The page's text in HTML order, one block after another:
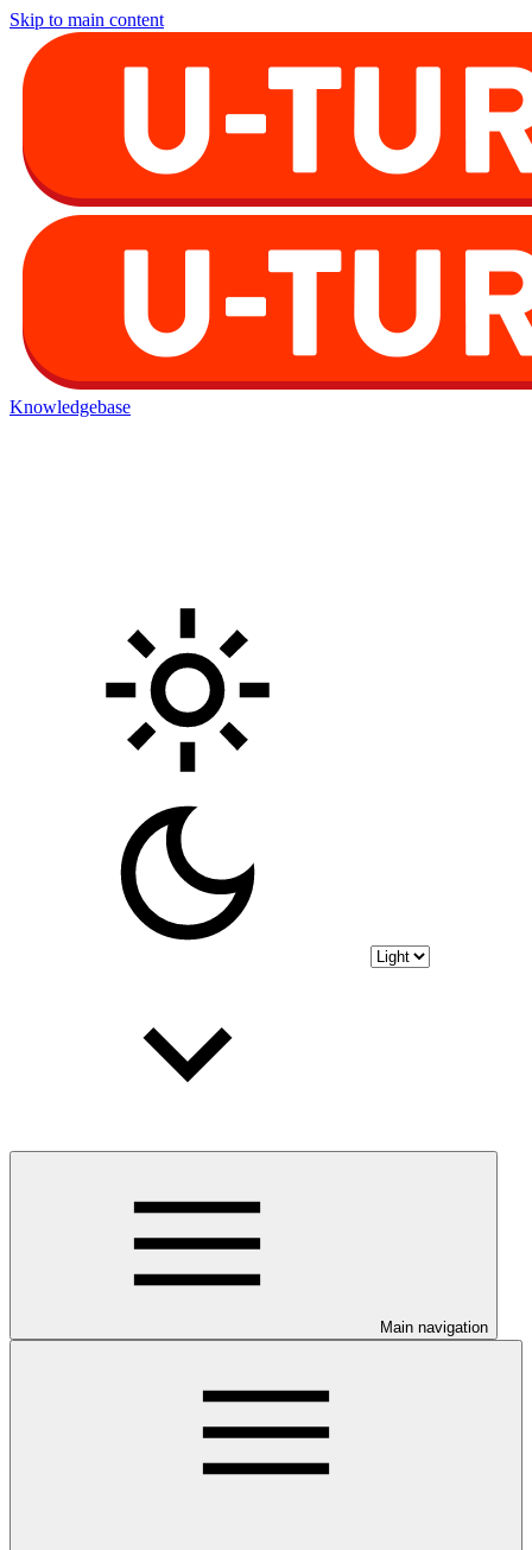
Skip to main content
Knowledgebase
Main navigation